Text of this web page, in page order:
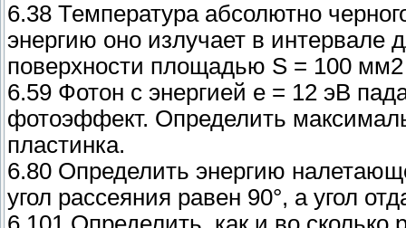
6.38 Температура абсолютно
энергию оно излучает в
поверхности площадью S = 100
6.59 Фотон с энергией е = 12 эВ
фотоэффект. Определить
пластинка.
6.80 Определить энергию
угол рассеяния равен 90°, а угол